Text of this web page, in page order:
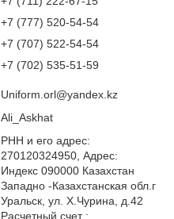
+7 (777) 520-54-54
+7 (707) 522-54-54
+7 (702) 535-51-59
Uniform.orl@yandex.kz
Ali_Askhat
РНН и его адрес:
270120324950, Адрес:
Индекс 090000 Казахстан
Западно -Казахстанская обл.г
Уральск, ул. Х.Чурина, д.42
Расчетный счет :